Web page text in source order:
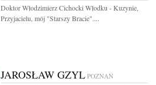
Doktor Włodzimierz Cichocki Włodku - Kuzynie,
Przyjacielu, mój "Starszy Bracie"....
JAROSŁAW GZYL POZNAŃ